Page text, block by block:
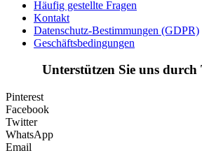
Häufig gestellte Fragen
Kontakt
Datenschutz-Bestimmungen (GDPR)
Geschäftsbedingungen
Unterstützen Sie uns durch
Pinterest
Facebook
Twitter
WhatsApp
Email